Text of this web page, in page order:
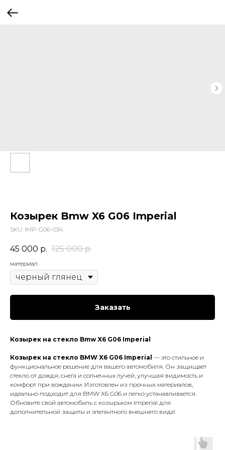
Козырек Bmw X6 G06 Imperial
SKU: IMP-G06-034
45 000 р. 125 000 р.
материал
Заказать
Козырек на стекло Bmw X6 G06 Imperial
Козырек на стекло BMW X6 G06 Imperial — это стильное и
функциональное решение для вашего автомобиля. Он защищает
стекло от дождя, снега и солнечных лучей, улучшая видимость и
комфорт при вождении. Изготовлен из прочных материалов,
идеально подходит для BMW X6 G06 и легко устанавливается.
Обновите свой автомобиль с козырьком Imperial для
дополнительной защиты и элегантного внешнего вида!